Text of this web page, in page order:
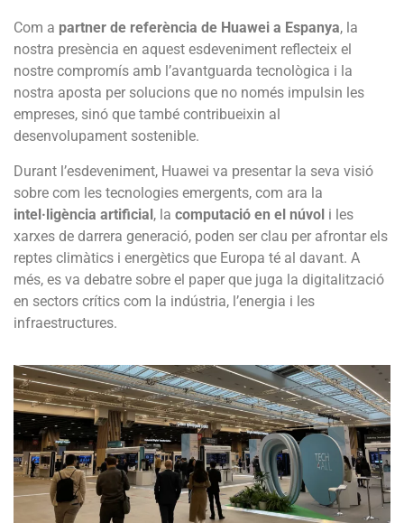
Com a partner de referència de Huawei a Espanya, la
nostra presència en aquest esdeveniment reflecteix el
nostre compromís amb l’avantguarda tecnològica i la
nostra aposta per solucions que no només impulsin les
empreses, sinó que també contribueixin al
desenvolupament sostenible.
Durant l’esdeveniment, Huawei va presentar la seva visió
sobre com les tecnologies emergents, com ara la
intel·ligència artificial, la computació en el núvol i les
xarxes de darrera generació, poden ser clau per afrontar els
reptes climàtics i energètics que Europa té al davant. A
més, es va debatre sobre el paper que juga la digitalització
en sectors crítics com la indústria, l’energia i les
infraestructures.